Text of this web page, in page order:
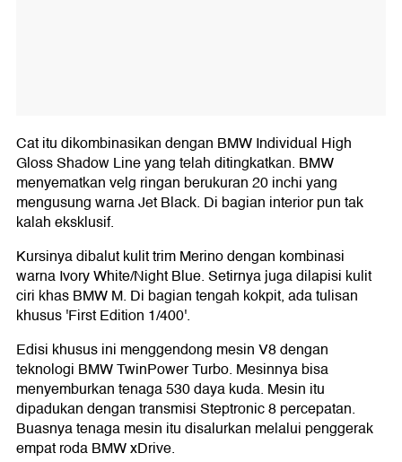
Cat itu dikombinasikan dengan BMW Individual High
Gloss Shadow Line yang telah ditingkatkan. BMW
menyematkan velg ringan berukuran 20 inchi yang
mengusung warna Jet Black. Di bagian interior pun tak
kalah eksklusif.
Kursinya dibalut kulit trim Merino dengan kombinasi
warna Ivory White/Night Blue. Setirnya juga dilapisi kulit
ciri khas BMW M. Di bagian tengah kokpit, ada tulisan
khusus 'First Edition 1/400'.
Edisi khusus ini menggendong mesin V8 dengan
teknologi BMW TwinPower Turbo. Mesinnya bisa
menyemburkan tenaga 530 daya kuda. Mesin itu
dipadukan dengan transmisi Steptronic 8 percepatan.
Buasnya tenaga mesin itu disalurkan melalui penggerak
empat roda BMW xDrive.